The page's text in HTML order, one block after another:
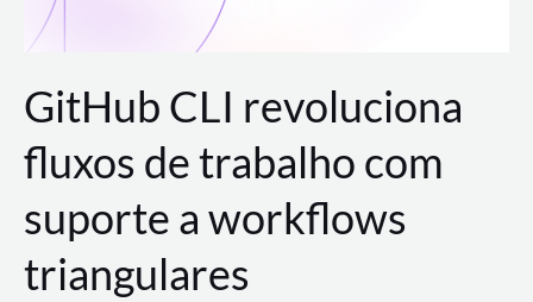
GitHub CLI revoluciona
fluxos de trabalho com
suporte a workflows
triangulares